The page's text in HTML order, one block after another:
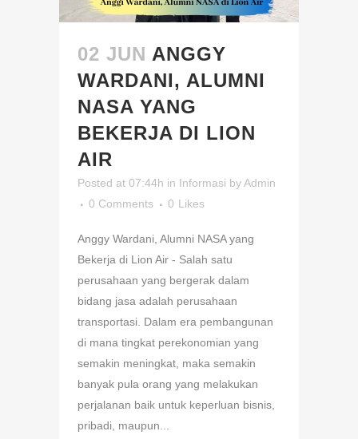
02 JUN ANGGY
WARDANI, ALUMNI
NASA YANG
BEKERJA DI LION
AIR
Posted at 07:44h in Informasi byAdmin
0 Comments
0 Likes
Anggy Wardani, Alumni NASA yang
Bekerja di Lion Air - Salah satu
perusahaan yang bergerak dalam
bidang jasa adalah perusahaan
transportasi. Dalam era pembangunan
di mana tingkat perekonomian yang
semakin meningkat, maka semakin
banyak pula orang yang melakukan
perjalanan baik untuk keperluan bisnis,
pribadi, maupun...